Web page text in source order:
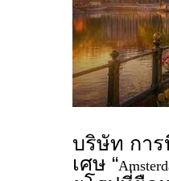
บริษัท กา
เศษ “